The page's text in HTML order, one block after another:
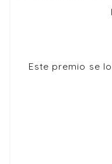
Este premio se